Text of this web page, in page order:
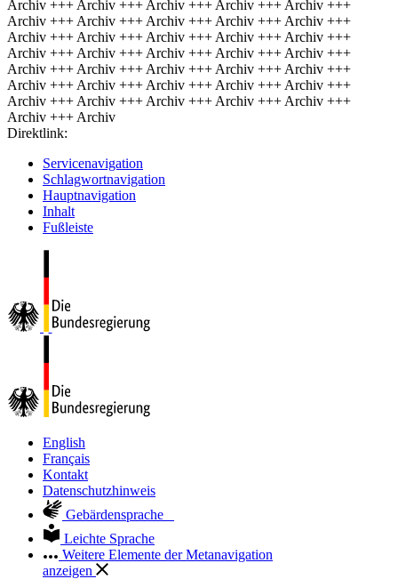
Archiv +++ Archiv +++ Archiv +++ Archiv +++ Archiv +++
Archiv +++ Archiv +++ Archiv +++ Archiv +++ Archiv +++
Archiv +++ Archiv +++ Archiv +++ Archiv +++ Archiv +++
Archiv +++ Archiv +++ Archiv +++ Archiv +++ Archiv +++
Archiv +++ Archiv +++ Archiv +++ Archiv +++ Archiv +++
Archiv +++ Archiv +++ Archiv +++ Archiv +++ Archiv +++
Archiv +++ Archiv +++ Archiv +++ Archiv +++ Archiv +++
Archiv +++ Archiv
Direktlink:
Servicenavigation
Schlagwortnavigation
Hauptnavigation
Inhalt
Fußleiste
English
Français
Kontakt
Datenschutzhinweis
Gebärdensprache
Leichte Sprache
Weitere Elemente der Metanavigation
anzeigen